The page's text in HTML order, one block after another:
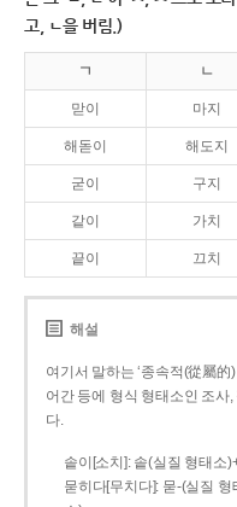
고, ㄴ을 버림.)
ㄱ ㄴ
맏이 마지
해돋이 해도지
굳이 구지
같이 가치
끝이 끄치
해설
여기서 말하는 ‘종속적(從屬的
어간 등에 형식 형태소인 조사
다.
솥이[소치]: 솥(실질 형태소
묻히다[무치다]: 묻­-(실질